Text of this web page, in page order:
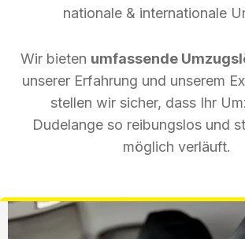
nationale & internationale
Wir bieten umfassende
unserer Erfahrung und unserem
stellen wir sicher, dass Ihr
Dudelange so reibungslos und
möglich verläuft.